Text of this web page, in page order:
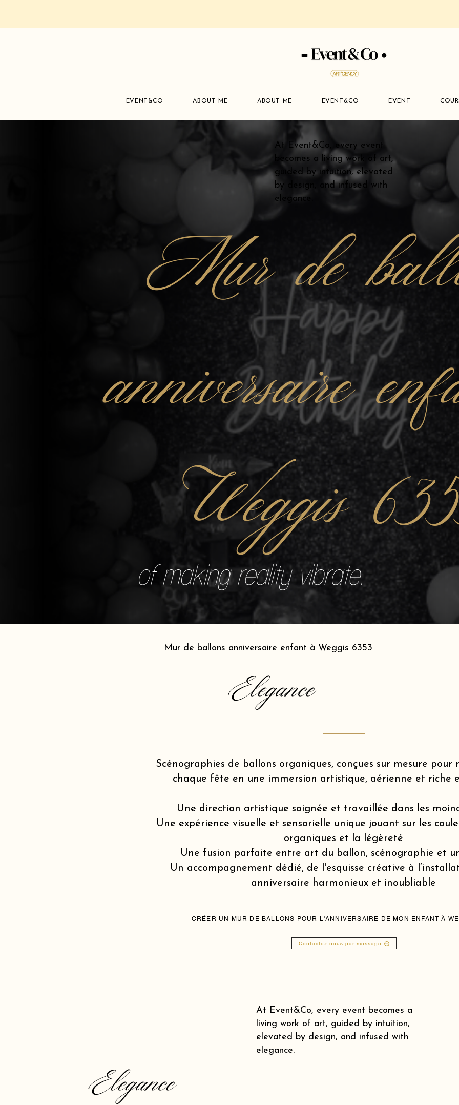
EVENT&CO ABOUT ME ABOUT ME EVENT&CO EVENT
At Event&Co, every event
becomes a living work of art,
guided by intuition, elevated
by design, and infused with
elegance.
Mur de
anniversaire
Weggis
of making reality vibrate.
Mur de ballons anniversaire enfant à Weggis 6353
Elegance
Scénographies de ballons organiques, conçues sur mesure pour
chaque fête en une immersion artistique, aérienne et riche
Une direction artistique soignée et travaillée dans les
Une expérience visuelle et sensorielle unique jouant sur les
organiques et la légèreté
Une fusion parfaite entre art du ballon, scénographie et
Un accompagnement dédié, de l'esquisse créative à
anniversaire harmonieux et inoubliable
CRÉER UN MUR DE BALLONS POUR L'ANNIVERSAIRE DE MON ENFANT À
Contactez nous par message
At Event&Co, every event becomes a
living work of art, guided by intuition,
elevated by design, and infused with
elegance.
Elegance